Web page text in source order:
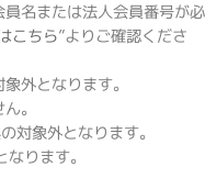
名または法人会員番号が必
こちら”よりご確認くださ
外となります。
。
象外となります。
ります。